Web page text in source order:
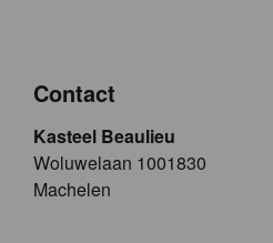
Contact
Kasteel Beaulieu
​​​Woluwelaan 1001830
Machelen